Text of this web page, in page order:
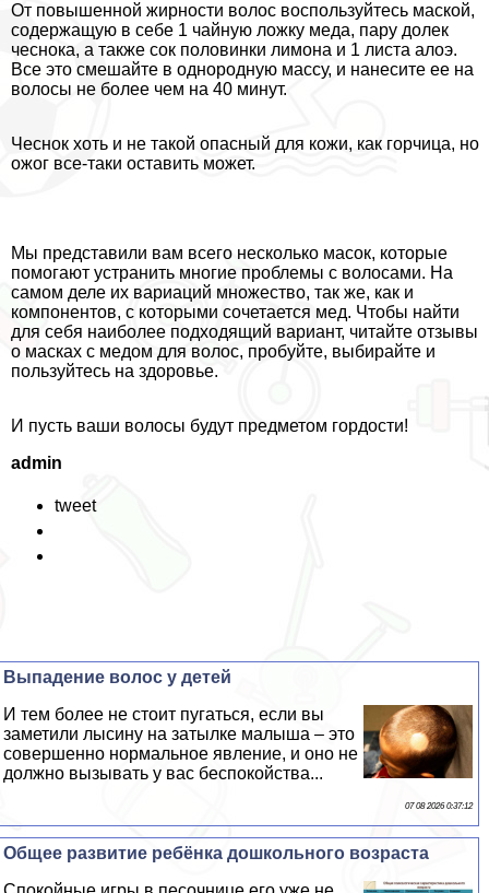
От повышенной жирности волос воспользуйтесь маской,
содержащую в себе 1 чайную ложку меда, пару долек
чеснока, а также сок половинки лимона и 1 листа алоэ.
Все это смешайте в однородную массу, и нанесите ее на
волосы не более чем на 40 минут.
Чеснок хоть и не такой опасный для кожи, как горчица, но
ожог все-таки оставить может.
Мы представили вам всего несколько масок, которые
помогают устранить многие проблемы с волосами. На
самом деле их вариаций множество, так же, как и
компонентов, с которыми сочетается мед. Чтобы найти
для себя наиболее подходящий вариант, читайте отзывы
о масках с медом для волос, пробуйте, выбирайте и
пользуйтесь на здоровье.
И пусть ваши волосы будут предметом гордости!
admin
tweet
Выпадение волос у детей
И тем более не стоит пугаться, если вы
заметили лысину на затылке малыша – это
совершенно нормальное явление, и оно не
должно вызывать у вас беспокойства...
07 08 2026 0:37:12
Общее развитие ребёнка дошкольного возраста